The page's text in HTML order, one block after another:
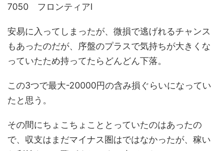
7050 フロンティアI
安易に入ってしまったが、微損で逃げれるチャンス
もあったのだが、序盤のプラスで気持ちが大きくな
っていたため持ってたらどんどん下落。
この3つで最大-20000円の含み損ぐらいになってい
たと思う。
その間にちょこちょこととっていたのはあったの
で、収支はまだマイナス圏はではなかったが、稼い